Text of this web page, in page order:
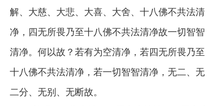
解、大慈、大悲、大喜、大舍、十八佛不共法清
净，四无所畏乃至十八佛不共法清净故一切智智
清净。何以故？若有为空清净，若四无所畏乃至
十八佛不共法清净，若一切智智清净，无二、无
二分、无别、无断故。